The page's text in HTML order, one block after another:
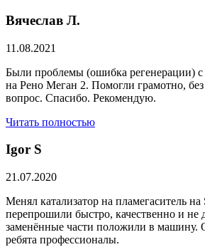
Вячеслав Л.
11.08.2021
Были проблемы (ошибка регенерации)
на Рено Меган 2. Помогли грамотно,
вопрос. Спасибо. Рекомендую.
Читать полностью
​Igor S
21.07.2020
Менял катализатор на пламегаситель
перепрошили быстро, качественно и не
заменённые части положили в машину.
ребята профессионалы.